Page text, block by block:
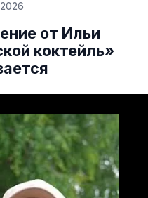
от Ильи
коктейль»